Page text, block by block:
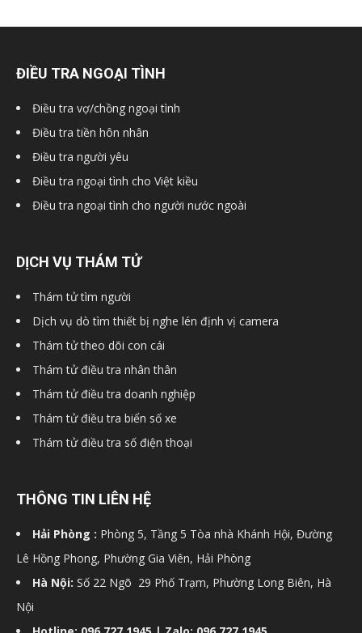
ĐIỀU TRA NGOẠI TÌNH
Điều tra vợ/chồng ngoại tình
Điều tra tiền hôn nhân
Điều tra người yêu
Điều tra ngoại tình cho Việt kiều
Điều tra ngoại tình cho người nước ngoài
DỊCH VỤ THÁM TỬ
Thám tử tìm người
Dịch vụ dò tìm thiết bị nghe lén định vị camera
Thám tử theo dõi con cái
Thám tử điều tra nhân thân
Thám tử điều tra doanh nghiệp
Thám tử điều tra biển số xe
Thám tử điều tra số điện thoại
THÔNG TIN LIÊN HỆ
Hải Phòng : Phòng 5, Tầng 5 Tòa nhà Khánh Hội, Đường
Lê Hồng Phong, Phường Gia Viên, Hải Phòng
Hà Nội: Số 22 Ngõ 29 Phố Trạm, Phường Long Biên, Hà
Nội